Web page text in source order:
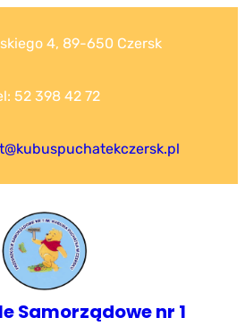
4, 89-650 Czersk
52 398 42 72
Samorządowe nr 1